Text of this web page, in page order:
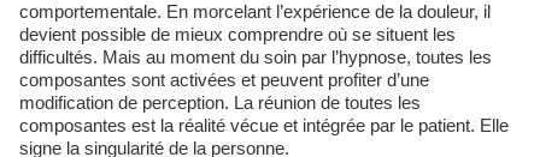
comportementale. En morcelant l’expérience de la douleur, il
devient possible de mieux comprendre où se situent les
difficultés. Mais au moment du soin par l’hypnose, toutes les
composantes sont activées et peuvent profiter d’une
modification de perception. La réunion de toutes les
composantes est la réalité vécue et intégrée par le patient. Elle
signe la singularité de la personne.